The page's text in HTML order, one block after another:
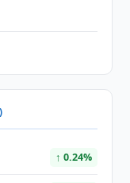
↑ 0.24%